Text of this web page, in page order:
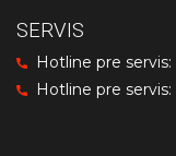
SERVIS
Hotline pre servis:
Hotline pre servis: